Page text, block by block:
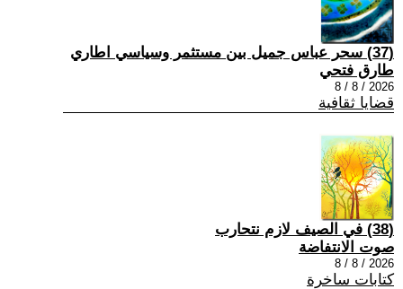
(37) سحر عباس جميل بين مستثمر وسياسي اطاري
طارق فتحي
2026 / 8 / 8
قضايا ثقافية
(38) في الصيف لازم نتحارب
صوت الانتفاضة
2026 / 8 / 8
كتابات ساخرة